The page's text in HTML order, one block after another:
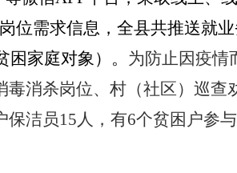
位需求信息，全县共推送就
家庭对象） 。 为防止因疫情
消杀岗位、村（社区）巡
保洁员15人，有6个贫困户参